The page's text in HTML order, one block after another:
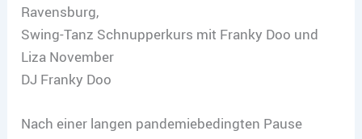
Ravensburg,
Swing-Tanz Schnupperkurs mit Franky Doo und
Liza November
DJ Franky Doo
Nach einer langen pandemiebedingten Pause